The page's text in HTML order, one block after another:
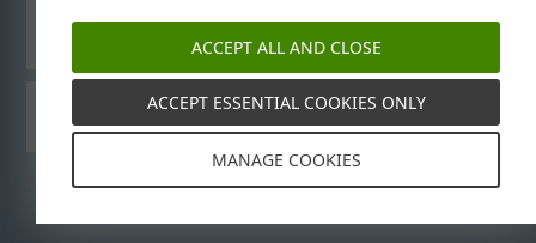
Guides de l'utilisateur ESET
©1992-2026ESET, spol. s r.o. - Tous droits réservés.
ACCEPT ALL AND CLOSE
ACCEPT ESSENTIAL COOKIES ONLY
MANAGE COOKIES